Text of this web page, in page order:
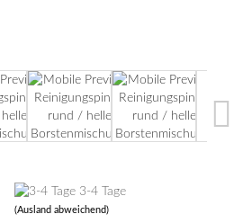
3-4 Tage
(Ausland abweichend)